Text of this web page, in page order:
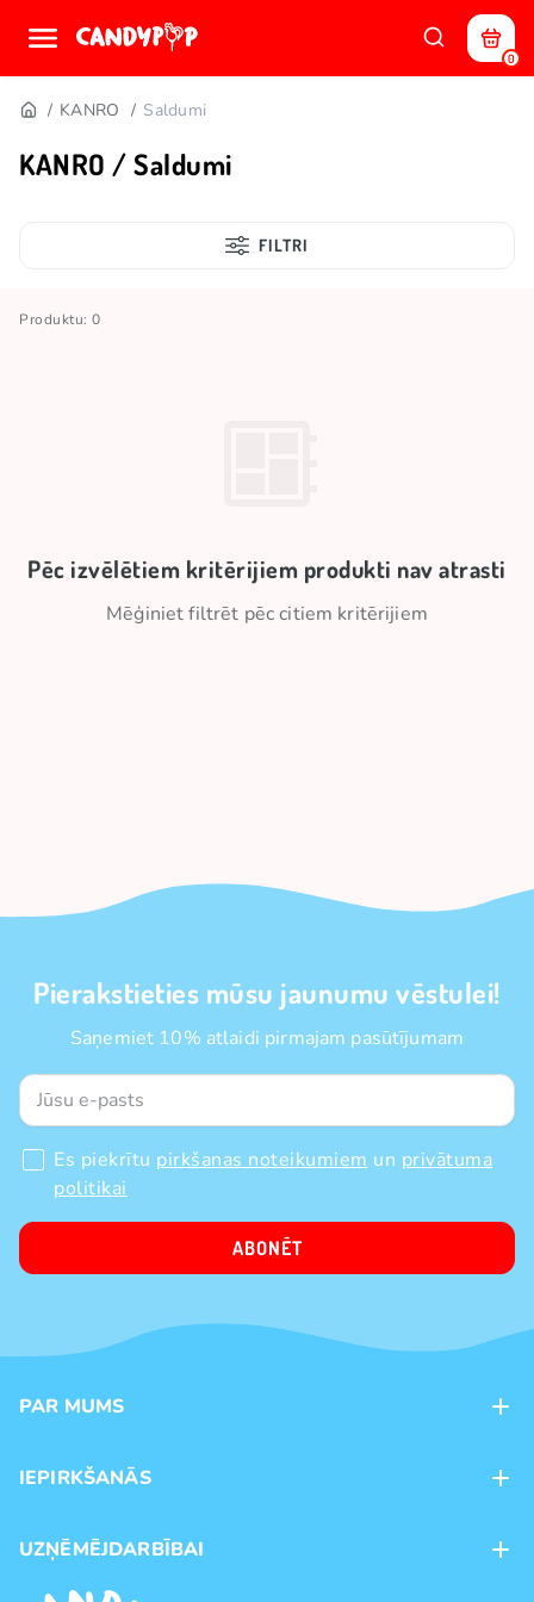
0
KANRO Saldumi
KANRO / Saldumi
FILTRI
Produktu: 0
Pēc izvēlētiem kritērijiem produkti nav atrasti
Mēģiniet filtrēt pēc citiem kritērijiem
Pierakstieties mūsu jaunumu vēstulei!
Saņemiet 10% atlaidi pirmajam pasūtījumam
Es piekrītu pirkšanas noteikumiem un privātuma
politikai
ABONĒT
PAR MUMS
Veikali
Preču zīmoli
IEPIRKŠANĀS
Piegāde
UZŅĒMĒJDARBĪBAI
Franšīze